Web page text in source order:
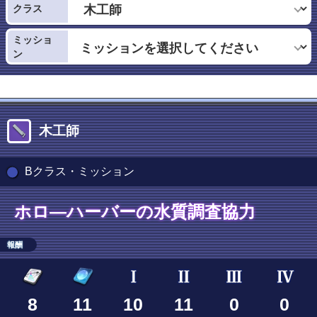
クラス
ミッショ
ン
木工師
Bクラス・ミッション
ホロ―ハーバーの水質調査協力
報酬
8 11 10 11 0 0